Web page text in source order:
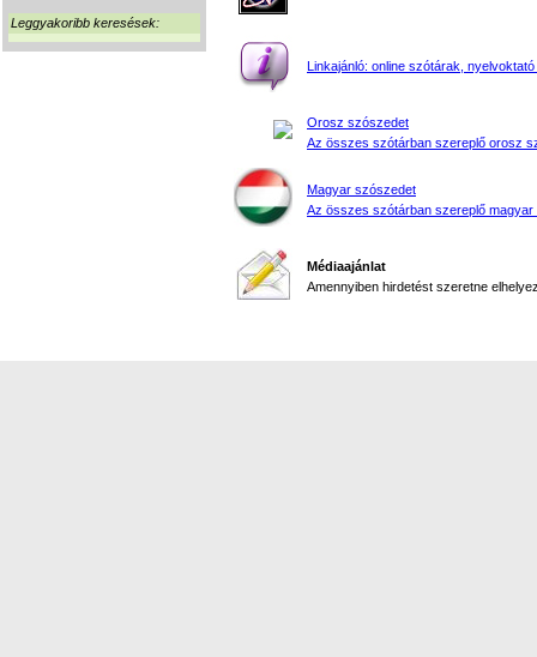
Leggyakoribb keresések:
Linkajánló: online szótárak, nyelvoktató
Orosz szószedet
Az összes szótárban szereplő orosz
Magyar szószedet
Az összes szótárban szereplő magyar
Médiaajánlat
Amennyiben hirdetést szeretne